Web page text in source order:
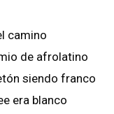
camino
de afrolatino
siendo franco
era blanco